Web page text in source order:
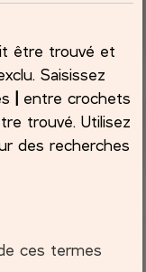
être trouvé et
Saisissez
| entre crochets
trouvé. Utilisez
des recherches
ces termes